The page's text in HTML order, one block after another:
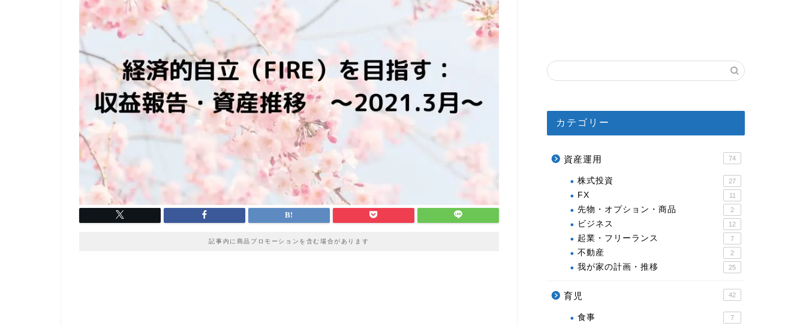
記事内に商品プロモーションを含む場合があります
カテゴリー
資産運用 74
株式投資 27
FX 11
先物・オプション・商品 2
ビジネス 12
起業・フリーランス 7
不動産 2
我が家の計画・推移 25
育児 42
食事 7